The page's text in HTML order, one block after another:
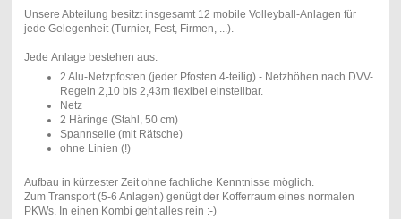
Unsere Abteilung besitzt insgesamt 12 mobile Volleyball-Anlagen für
jede Gelegenheit (Turnier, Fest, Firmen, ...).
Jede Anlage bestehen aus:
2 Alu-Netzpfosten (jeder Pfosten 4-teilig) - Netzhöhen nach DVV-
Regeln 2,10 bis 2,43m flexibel einstellbar.
Netz
2 Häringe (Stahl, 50 cm)
Spannseile (mit Rätsche)
ohne Linien (!)
Aufbau in kürzester Zeit ohne fachliche Kenntnisse möglich.
Zum Transport (5-6 Anlagen) genügt der Kofferraum eines normalen
PKWs. In einen Kombi geht alles rein :-)